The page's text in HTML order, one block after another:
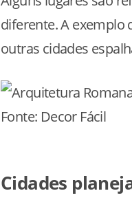
diferente. A exemplo
outras cidades
Fonte: Decor Fácil
Cidades